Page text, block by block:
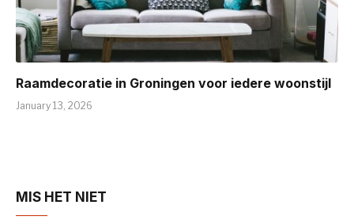
Raamdecoratie in Groningen voor iedere woonstijl
January 13, 2026
MIS HET NIET